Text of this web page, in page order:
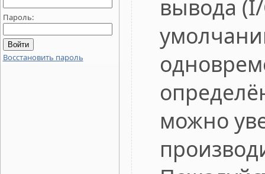
Пароль:
Восстановить пароль
вывода
можно